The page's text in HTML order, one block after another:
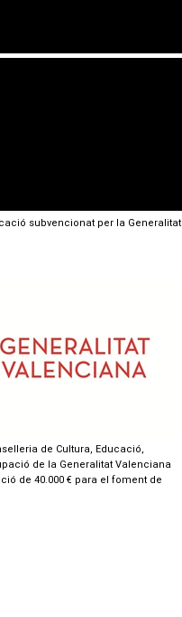
subvencionat per la Generalitat
de Cultura, Educació,
de la Generalitat Valenciana
de 40.000 € para el foment de